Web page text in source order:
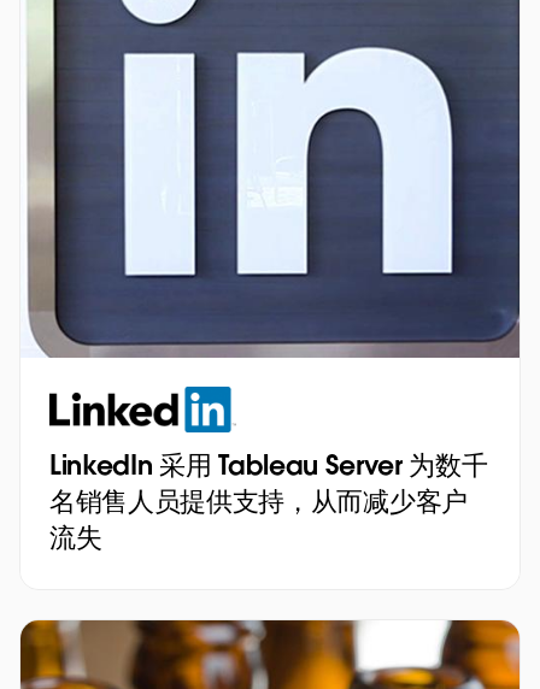
LinkedIn 采用 Tableau Server 为数千
名销售人员提供支持，从而减少客户
流失